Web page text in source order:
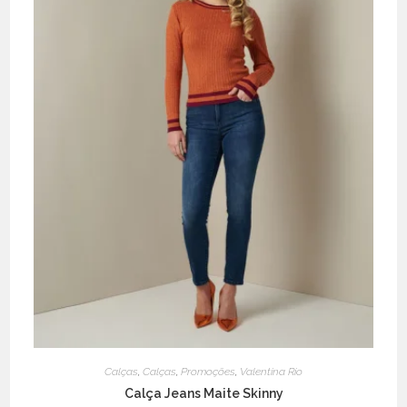
page
Calças, Calças, Promoções, Valentina Rio
Calça Jeans Maite Skinny